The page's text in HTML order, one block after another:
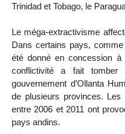
Trinidad et Tobago, le
Le méga-extractivisme
Dans certains pays,
été donné en concession à
conflictivité a fait tomber
gouvernement d’Ollanta
de plusieurs provinces. Les
entre 2006 et 2011 ont
pays andins.